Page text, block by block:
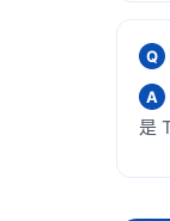
Q
A
是